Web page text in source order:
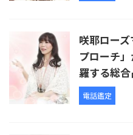
咲耶ロー
プローチ
羅する総
電話鑑定